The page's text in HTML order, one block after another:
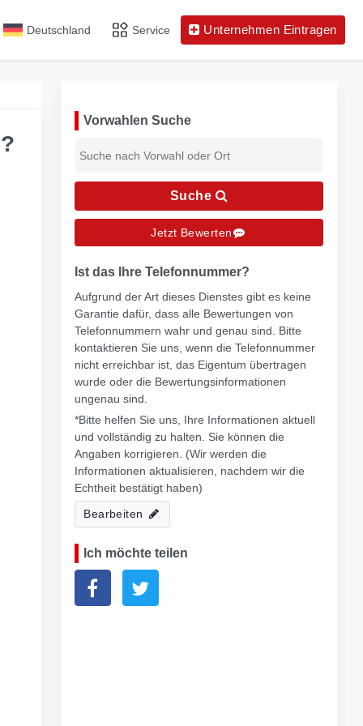
Deutschland Service Unternehmen Eintragen
Vorwahlen Suche
Suche
Jetzt Bewerten
Ist das Ihre Telefonnummer?
Aufgrund der Art dieses Dienstes gibt es keine
Garantie dafür, dass alle Bewertungen von
Telefonnummern wahr und genau sind. Bitte
kontaktieren Sie uns, wenn die Telefonnummer
nicht erreichbar ist, das Eigentum übertragen
wurde oder die Bewertungsinformationen
ungenau sind.
*Bitte helfen Sie uns, Ihre Informationen aktuell
und vollständig zu halten. Sie können die
Angaben korrigieren. (Wir werden die
Informationen aktualisieren, nachdem wir die
Echtheit bestätigt haben)
Bearbeiten
Ich möchte teilen